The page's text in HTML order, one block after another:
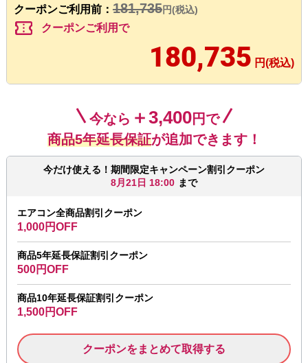
クーポンご利用前： 181,735円(税込)
confirmation_number クーポンご利用で
180,735 円(税込)
今なら ＋3,400円で
商品5年延長保証が追加できます！
今だけ使える！期間限定キャンペーン割引クーポン
8月21日 18:00 まで
エアコン全商品割引クーポン
1,000円OFF
商品5年延長保証割引クーポン
500円OFF
商品10年延長保証割引クーポン
1,500円OFF
クーポンをまとめて取得する